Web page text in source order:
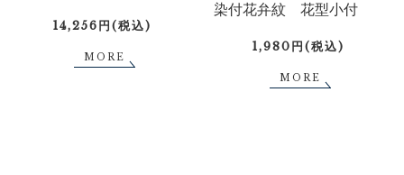
14,256円(税込)
MORE
染付花弁紋 花型小付
1,980円(税込)
MORE